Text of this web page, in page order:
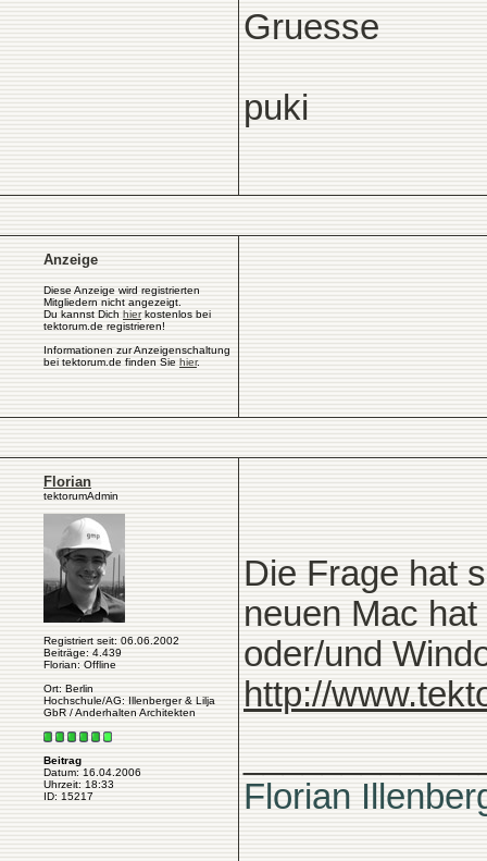
Gruesse
puki
Anzeige
Diese Anzeige wird registrierten
Mitgliedern nicht angezeigt.
Du kannst Dich hierkostenlos bei
tektorum.de registrieren!
Informationen zur Anzeigenschaltung
bei tektorum.de finden Sie hier.
Florian
tektorumAdmin
Registriert seit: 06.06.2002
Beiträge: 4.439
Florian: Offline
Ort: Berlin
Hochschule/AG: Illenberger & Lilja
GbR / Anderhalten Architekten
Beitrag
Datum: 16.04.2006
Uhrzeit: 18:33
ID: 15217
Die Frage hat
neuen Mac
oder/und
http://
Florian